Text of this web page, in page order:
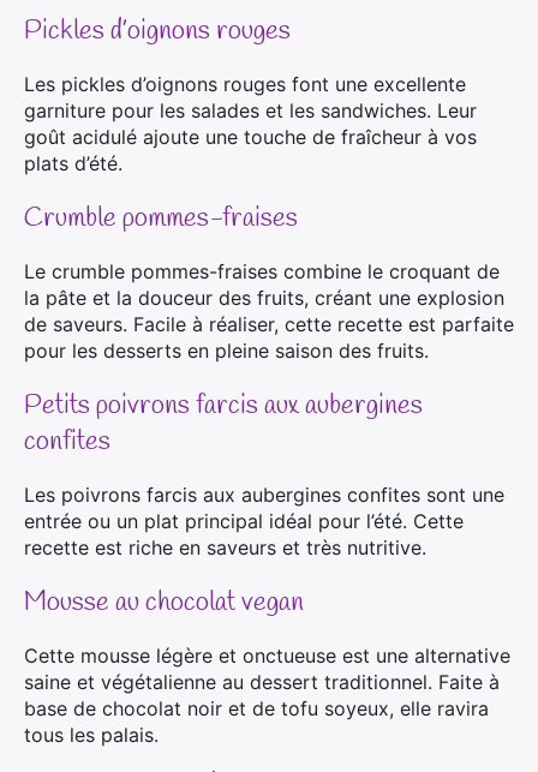
Pickles d’oignons rouges
Les pickles d’oignons rouges font une excellente
garniture pour les salades et les sandwiches. Leur
goût acidulé ajoute une touche de fraîcheur à vos
plats d’été.
Crumble pommes-fraises
Le crumble pommes-fraises combine le croquant de
la pâte et la douceur des fruits, créant une explosion
de saveurs. Facile à réaliser, cette recette est parfaite
pour les desserts en pleine saison des fruits.
Petits poivrons farcis aux aubergines
confites
Les poivrons farcis aux aubergines confites sont une
entrée ou un plat principal idéal pour l’été. Cette
recette est riche en saveurs et très nutritive.
Mousse au chocolat vegan
Cette mousse légère et onctueuse est une alternative
saine et végétalienne au dessert traditionnel. Faite à
base de chocolat noir et de tofu soyeux, elle ravira
tous les palais.